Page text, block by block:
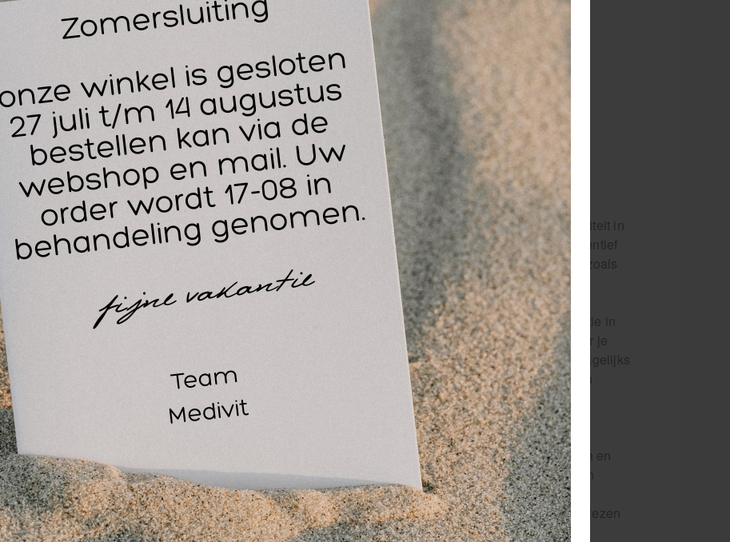
De XTrainer handtrainer is verkrijgbaar in vier verschillende weerstanden,
Rood - Medium
Groen - Zwaar
Blauw - Zeer Zwaar
Zwart - Speciaal Zwaar
Waarvoor gebruik je de TheraBand Handtrainer?
De TheraBand XTrainer is ontworpen voor de revalidatie van hand- en vingerblessures. Bij
peesontstekingen, polsblessures en zelfs reumatische aandoeningen is de handtrainer een effectief
trainingsmiddel. Een handtrainer helpt bij het verbeteren van de grijpkracht, de mobiliteit en de flexibiliteit in
de handen. Deze veelzijdige handtrainer kan bovendien gebruikt worden als onderdeel van een preventief
programma om overbelasting en letsel bij intensief handgebruik te voorkomen, denk aan klimsporten zoals
Voor hersteltrainers is de TheraBand handtrainer een effectief hulpmiddel om spierkracht en coördinatie in
de handen te verbeteren. De verschillende weerstanden bieden een progressieve uitdaging, waardoor je
cliënten op een gecontroleerde manier kunt begeleiden in hun herstelproces. Ook voor mensen die dagelijks
handintensieve taken uitvoeren of hun handkracht willen behouden, biedt de XTrainer handtrainer van
TheraBand een goede oplossing.
Hoe werkt de TheraBand XTrainer Handtrainer?
De XTrainer handtrainer is ontworpen om de spieren in je handen, vingers en onderarmen te activeren en
stimuleren. Door verschillende knijp-, rek-, en vingerstrekoefeningen uit te voeren, werk je effectief aan
krachtopbouw en verbetering van de beweeglijkheid in de gewrichten. Met de handtrainer kun je
gecontroleerde weerstand kiezen, zodat het eenvoudig is om het juiste niveau voor iedere patiënt te kiezen
en stapsgewijs op te bouwen.